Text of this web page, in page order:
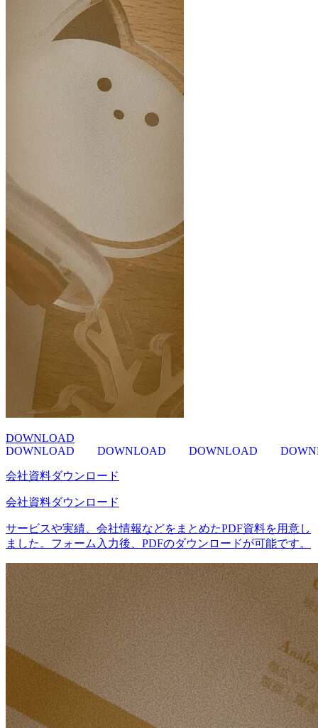
DOWNLOAD
DOWNLOAD
DOWNLOAD DOWNLOAD
会社資料ダウンロード
会社資料ダウンロード
サービスや実績、会社情報などをまとめたPDF資料を用意し
ました。フォーム入力後、PDFのダウンロードが可能です。